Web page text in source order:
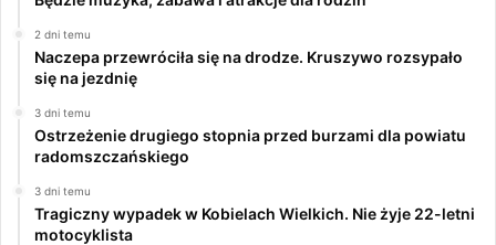
2 dni temu
Naczepa przewróciła się na drodze. Kruszywo rozsypało
się na jezdnię
3 dni temu
Ostrzeżenie drugiego stopnia przed burzami dla powiatu
radomszczańskiego
3 dni temu
Tragiczny wypadek w Kobielach Wielkich. Nie żyje 22-letni
motocyklista